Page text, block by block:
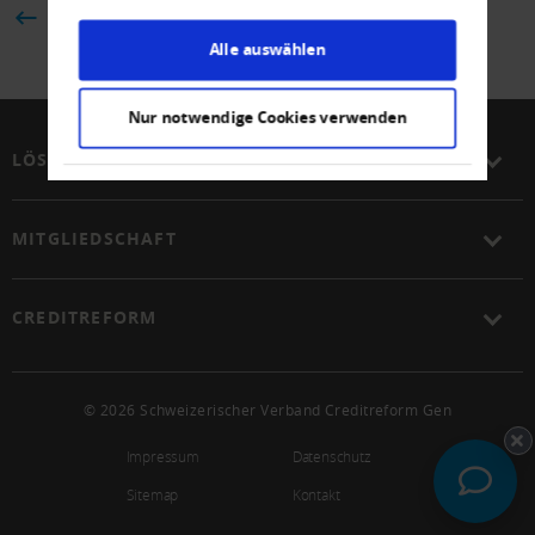
Alle auswählen
Nur notwendige Cookies verwenden
ZURÜCK
LÖSUNGEN
MITGLIEDSCHAFT
CREDITREFORM
© 2026 Schweizerischer Verband Creditreform Gen
Impressum
Datenschutz
Sitemap
Kontakt